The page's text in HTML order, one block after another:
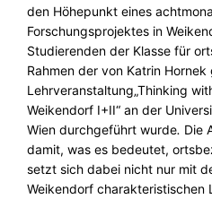
den Höhepunkt eines
Forschungsprojektes in
Studierenden der Klasse für
Rahmen der von Katrin Hornek
Lehrveranstaltung„Thinking
Weikendorf I+II“ an der
Wien durchgeführt wurde. Die
damit, was es bedeutet,
setzt sich dabei nicht nur mit
Weikendorf